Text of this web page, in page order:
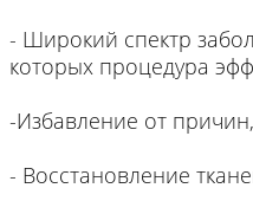
- Широкий спектр
которых процедура
-Избавление от
- Восстановление